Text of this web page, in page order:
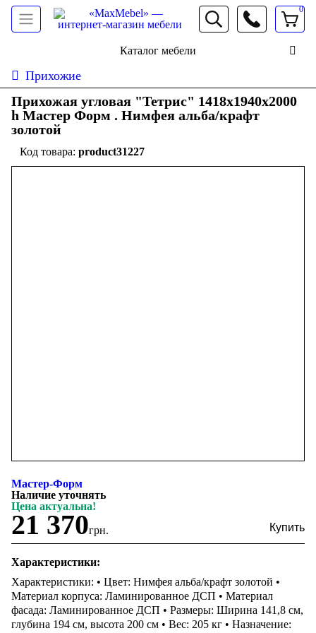
066 472 19 61
0
Каталог мебели
Прихожие
Прихожая угловая "Тетрис" 1418х1940х2000
h Мастер Форм . Нимфея альба/крафт
золотой
product31227
Мастер-Форм
Наличие уточнять
Цена актуальна!
21 370грн.
Характеристики:
Характеристики: • Цвет: Нимфея альба/крафт золотой •
Материал корпуса: Ламинированное ДСП • Материал
фасада: Ламинированное ДСП • Размеры: Ширина 141,8 см,
глубина 194 см, высота 200 см • Вес: 205 кг • Назначение: